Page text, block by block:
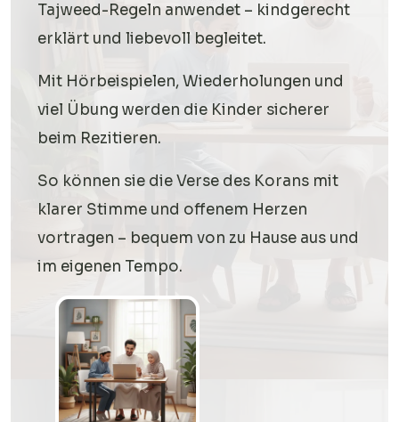
Tajweed-Regeln anwendet – kindgerecht
erklärt und liebevoll begleitet.
Mit Hörbeispielen, Wiederholungen und
viel Übung werden die Kinder sicherer
beim Rezitieren.
So können sie die Verse des Korans mit
klarer Stimme und offenem Herzen
vortragen – bequem von zu Hause aus und
im eigenen Tempo.